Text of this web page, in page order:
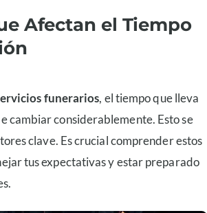
Afectan el Tiempo
funerarios, el tiempo que lleva
cambiar considerablemente. Esto se
clave. Es crucial comprender estos
tus expectativas y estar preparado